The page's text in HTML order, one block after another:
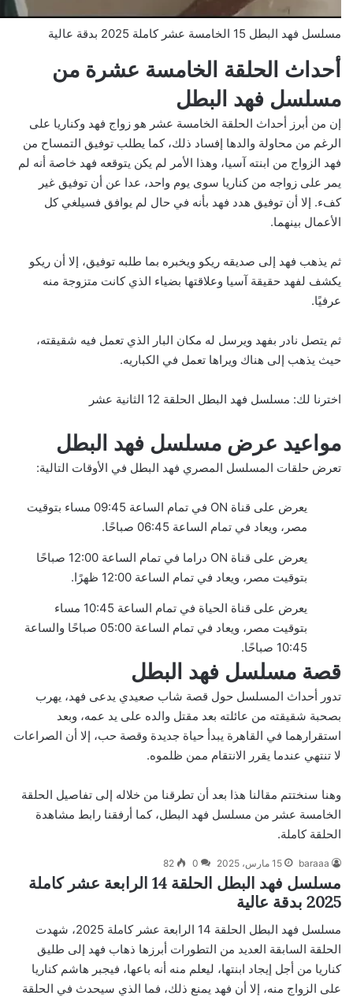
مسلسل فهد البطل 15 الخامسة عشر كاملة 2025 بدقة عالية
أحداث الحلقة الخامسة عشرة من
مسلسل فهد البطل
إن من أبرز أحداث الحلقة الخامسة عشر هو زواج فهد وكناريا على
الرغم من محاولة والدها إفساد ذلك، كما يطلب توفيق التمساح من
فهد الزواج من ابنته آسيا، وهذا الأمر لم يكن يتوقعه فهد خاصة أنه لم
يمر على زواجه من كناريا سوى يوم واحد، عدا عن أن توفيق غير
كفء. إلا أن توفيق هدد فهد بأنه في حال لم يوافق فسيلغي كل
الأعمال بينهما.
ثم يذهب فهد إلى صديقه ريكو ويخبره بما طلبه توفيق، إلا أن ريكو
يكشف لفهد حقيقة آسيا وعلاقتها بضياء الذي كانت متزوجة منه
عرفيًا.
ثم يتصل نادر بفهد ويرسل له مكان البار الذي تعمل فيه شقيقته،
حيث يذهب إلى هناك ويراها تعمل في الكباريه.
اخترنا لك: مسلسل فهد البطل الحلقة 12 الثانية عشر
مواعيد عرض مسلسل فهد البطل
تعرض حلقات المسلسل المصري فهد البطل في الأوقات التالية:
يعرض على قناة ON في تمام الساعة 09:45 مساء بتوقيت
مصر، ويعاد في تمام الساعة 06:45 صباحًا.
يعرض على قناة ON دراما في تمام الساعة 12:00 صباحًا
بتوقيت مصر، ويعاد في تمام الساعة 12:00 ظهرًا.
يعرض على قناة الحياة في تمام الساعة 10:45 مساء
بتوقيت مصر، ويعاد في تمام الساعة 05:00 صباحًا والساعة
10:45 صباحًا.
قصة مسلسل فهد البطل
تدور أحداث المسلسل حول قصة شاب صعيدي يدعى فهد، يهرب
بصحبة شقيقته من عائلته بعد مقتل والده على يد عمه، وبعد
استقرارهما في القاهرة يبدأ حياة جديدة وقصة حب، إلا أن الصراعات
لا تنتهي عندما يقرر الانتقام ممن ظلموه.
وهنا سنختتم مقالنا هذا بعد أن تطرقنا من خلاله إلى تفاصيل الحلقة
الخامسة عشر من مسلسل فهد البطل، كما أرفقنا رابط مشاهدة
الحلقة كاملة.
baraaa 15 مارس، 2025 0
82
مسلسل فهد البطل الحلقة 14 الرابعة عشر كاملة
2025 بدقة عالية
مسلسل فهد البطل الحلقة 14 الرابعة عشر كاملة 2025، شهدت
الحلقة السابقة العديد من التطورات أبرزها ذهاب فهد إلى طليق
كناريا من أجل إيجاد ابنتها، ليعلم منه أنه باعها، فيجبر هاشم كناريا
على الزواج منه، إلا أن فهد يمنع ذلك، فما الذي سيحدث في الحلقة